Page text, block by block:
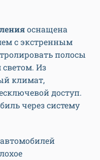
оснащена
с экстренным
полосы
Из
климат,
доступ.
через систему